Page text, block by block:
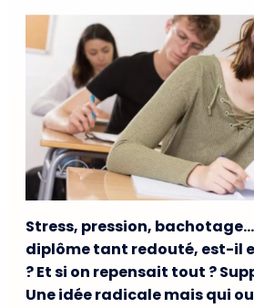
Stress, pression, bachotage…
diplôme tant redouté, est-il
? Et si on repensait tout ?
Une idée radicale mais qui